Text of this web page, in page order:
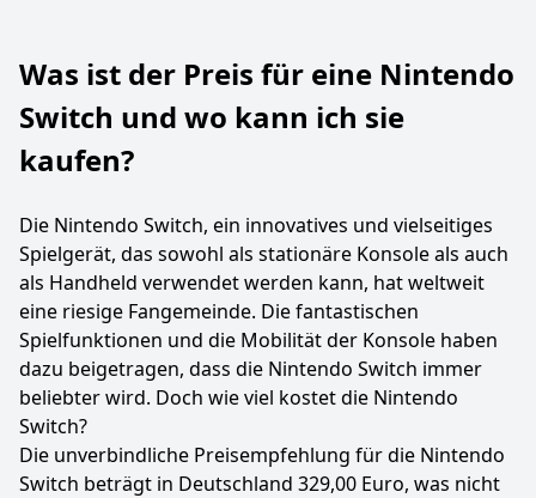
Was ist der Preis für eine Nintendo
Switch und wo kann ich sie
kaufen?
Die Nintendo Switch, ein innovatives und vielseitiges
Spielgerät, das sowohl als stationäre Konsole als auch
als Handheld verwendet werden kann, hat weltweit
eine riesige Fangemeinde. Die fantastischen
Spielfunktionen und die Mobilität der Konsole haben
dazu beigetragen, dass die Nintendo Switch immer
beliebter wird. Doch wie viel kostet die Nintendo
Switch?
Die unverbindliche Preisempfehlung für die Nintendo
Switch beträgt in Deutschland 329,00 Euro, was nicht